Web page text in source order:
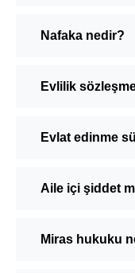
Nafaka nedir?
Evlilik
Evlat edinme
Aile içi şiddet
Miras hukuku